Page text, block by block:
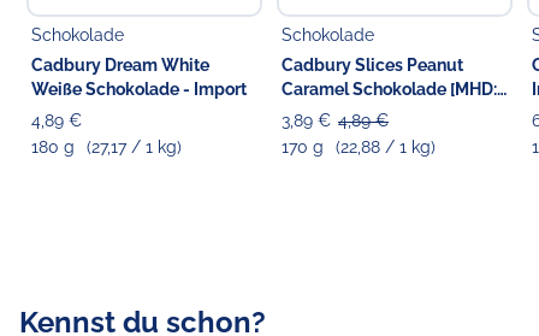
Schokolade
Cadbury Dream White
Weiße Schokolade - Import
4,89 €
180 g
(27,17 / 1 kg)
Schokolade
Cadbury Slices Peanut
Caramel Schokolade [MHD:
09.04.2026]
3,89 € 4,89 €
170 g
(22,88 / 1 kg)
Kennst du schon?